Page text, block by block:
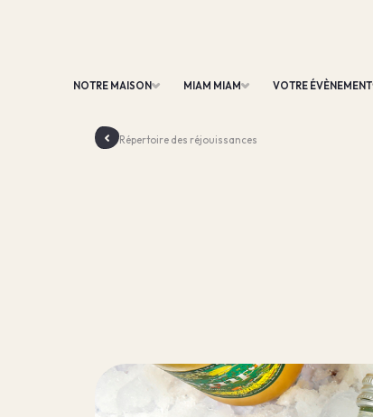
NOTRE MAISON MIAM MIAM VOTRE ÉVÈNEMENT
Répertoire des réjouissances